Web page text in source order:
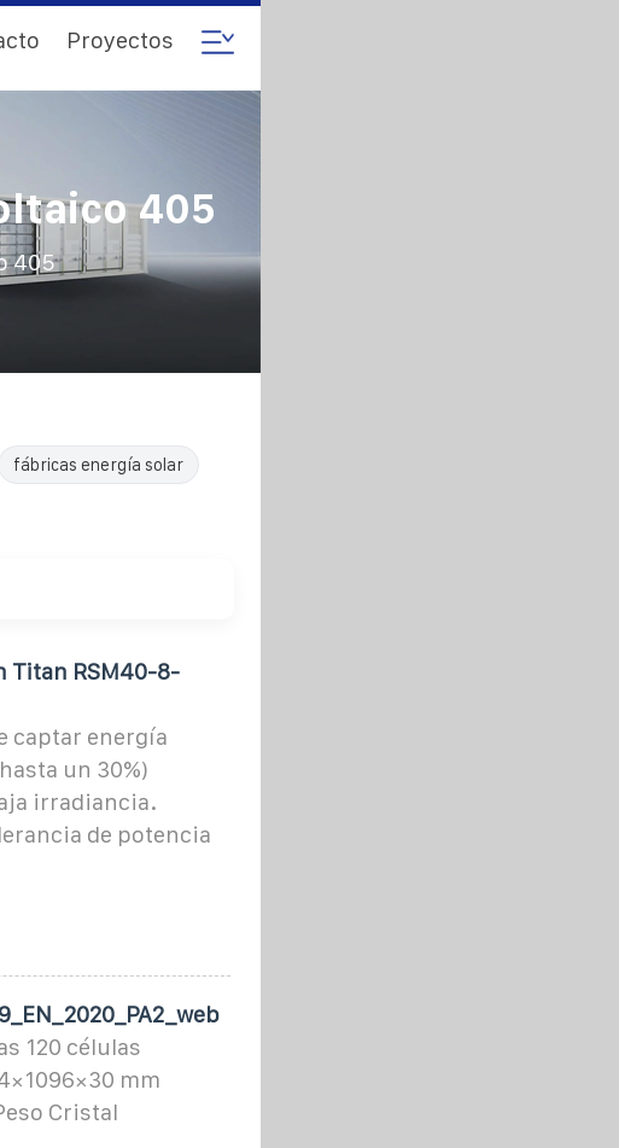
Proyectos
405
405
fábricas energía solar
Titan RSM40-8-
captar energía
un 30%)
irradiancia.
de potencia
120 células
mm
Cristal